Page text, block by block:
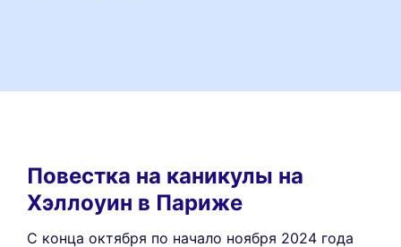
Повестка на каникулы на
Хэллоуин в Париже
С конца октября по начало ноября 2024 года